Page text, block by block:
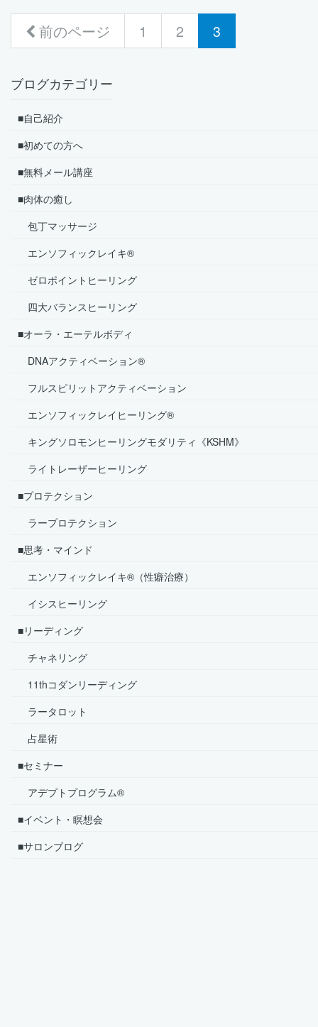
前のページ 1 2 3
ブログカテゴリー
■自己紹介
■初めての方へ
■無料メール講座
■肉体の癒し
包丁マッサージ
エンソフィックレイキ®
ゼロポイントヒーリング
四大バランスヒーリング
■オーラ・エーテルボディ
DNAアクティベーション®
フルスピリットアクティベーション
エンソフィックレイヒーリング®
キングソロモンヒーリングモダリティ《KSHM》
ライトレーザーヒーリング
■プロテクション
ラープロテクション
■思考・マインド
エンソフィックレイキ®（性癖治療）
イシスヒーリング
■リーディング
チャネリング
11thコダンリーディング
ラータロット
占星術
■セミナー
アデプトプログラム®
■イベント・瞑想会
■サロンブログ